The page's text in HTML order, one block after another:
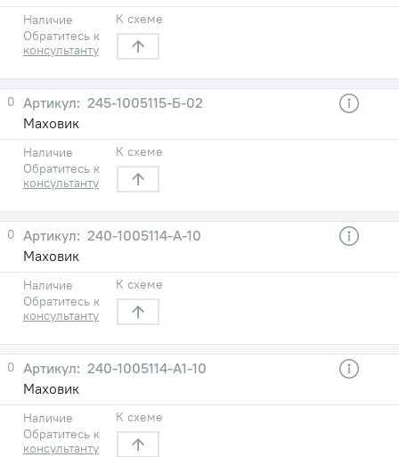
Наличие
Обратитесь к
консультанту
К схеме
0
245-1005115-Б-02
Маховик
Наличие
Обратитесь к
консультанту
К схеме
0
240-1005114-А-10
Маховик
Наличие
Обратитесь к
консультанту
К схеме
0
240-1005114-А1-10
Маховик
Наличие
Обратитесь к
консультанту
К схеме